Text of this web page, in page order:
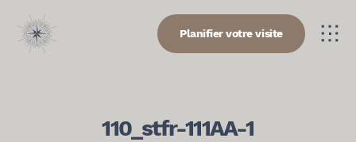
Planifier votre visite
110_stfr-111AA-1